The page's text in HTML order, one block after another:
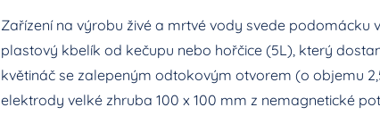
Zařízení na výrobu živé a mrtvé vody svede podomácku
plastový kbelík od kečupu nebo hořčice (5L), který
květináč se zalepeným odtokovým otvorem (o objemu
elektrody velké zhruba 100 x 100 mm z nemagnetické